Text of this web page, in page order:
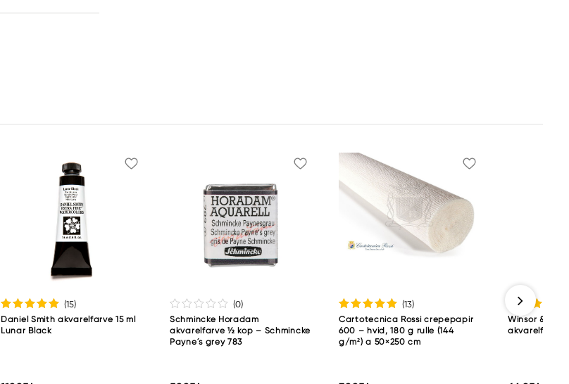
(15)
Daniel Smith akvarelfarve 15 ml
Lunar Black
(0)
Schmincke Horadam
akvarelfarve ½ kop – Schmincke
Payne´s grey 783
(13)
Cartotecnica Rossi crepepapir
600 – hvid, 180 g rulle (144
g/m²) a 50×250 cm
Winsor &
akvarelfarve